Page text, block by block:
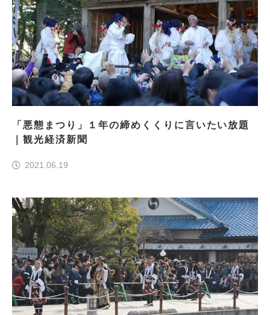
「悪態まつり」１年の締めくくりに言いたい放題
｜観光経済新聞
2021.06.19